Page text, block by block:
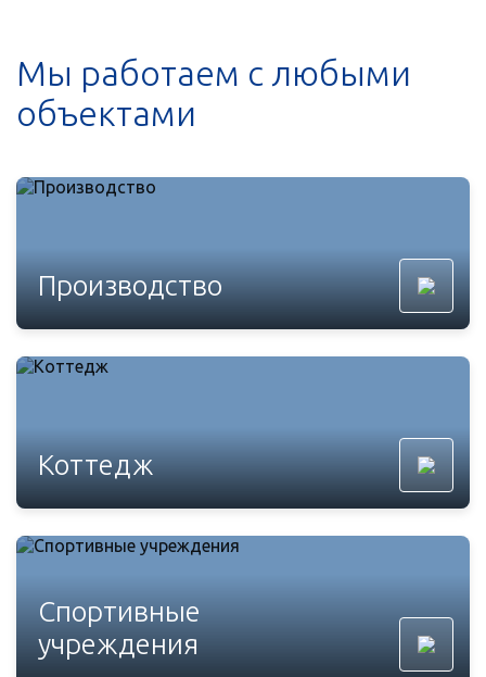
Мы работаем с любыми
объектами
Производство
Коттедж
Спортивные
учреждения